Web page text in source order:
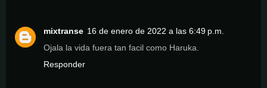
mixtranse 16 de enero de 2022 a las 6:49 p.m.
Ojala la vida fuera tan facil como Haruka.
Responder